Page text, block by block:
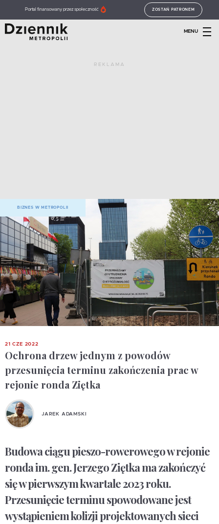
Portal finansowany przez społeczność ZOSTAŃ PATRONEM
MENU
REKLAMA
BIZNES W METROPOLII
21 CZE 2022
Ochrona drzew jednym z powodów
przesunięcia terminu zakończenia prac w
rejonie ronda Ziętka
JAREK ADAMSKI
Budowa ciągu pieszo-rowerowego w rejonie
ronda im. gen. Jerzego Ziętka ma zakończyć
się w pierwszym kwartale 2023 roku.
Przesunięcie terminu spowodowane jest
wystąpieniem kolizji projektowanych sieci